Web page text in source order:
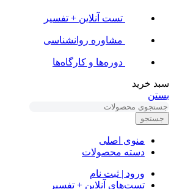
تست آنلاین + تفسیر
مشاوره روانشناسی
دوره‌ها و کارگاه‌ها
سبد خرید
بستن
جستجو
منوی اصلی
دسته محصولات
ورود | ثبت نام
تست‌های آنلاین + تفسیر